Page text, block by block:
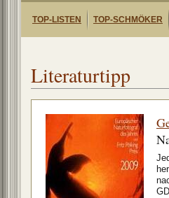
TOP-LISTEN TOP-SCHMÖKER
Literaturtipp